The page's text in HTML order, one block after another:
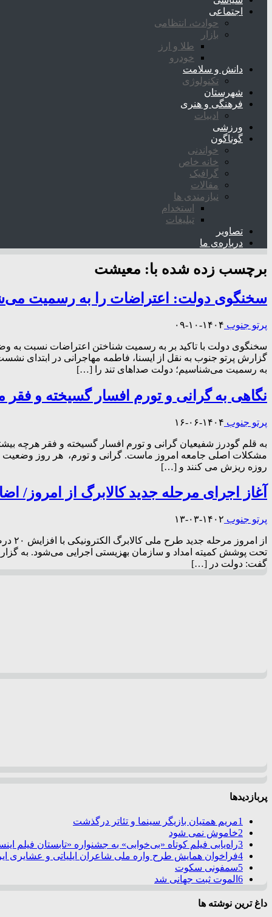
اجتماعی
حوادث، انتظامی
بازار
طلا و ارز
خودرو
دانش و سلامت
تکنولوژی
شهرستان
فرهنگی و هنری
ادبیات
ورزشی
گوناگون
خواندنی
خانه خاص
گرافیک
مقالات
نیازمندی ها
استخدام
تبلیغات
تصاویر
درباره‌ی ما
برچسب زده شده با: معیشت
سخنگوی دولت: اعتراضات را به رسمیت
پرتو جنوب ۱۴۰۴-۱۰-۰۹
سخنگوی دولت با تاکید بر به رسمیت شناختن اعتراضات نسبت به
گزارش پرتو جنوب به نقل از ایسنا، فاطمه مهاجرانی در ابتدای
به رسمیت می‌شناسیم؛ دولت صداهای تند را […]
نگاهی به گرانی و تورم افسار گسیخته و فقر
پرتو جنوب ۱۴۰۴-۰۶-۱۶
به قلم گودرز شفیعیان گرانی و تورم افسار گسیخته و فقر هرچه
مشکلات اصلی جامعه امروز ماست. گرانی و تورم، هر روز وضعیت
روزه ریزش می کنند و […]
آغاز اجرای مرحله جدید کالابرگ از امروز/
پرتو جنوب ۱۴۰۲-۰۳-۱۳
از
گفت: دولت در […]
پربازدیدها
1مریم همتیان بازیگر سینما و تئاتر درگذشت
2خاموش نمی شود
3راه‌یابی فیلم کوتاه «بی‌خوابی» به جشنواره «تابستان فیلم
4فراخوان همایش طرح واره ملی شاعران ایلیاتی و عشایری
5سمفونی سکوت
6 الموت ثبت جهانی شد
داغ ترین نوشته ها